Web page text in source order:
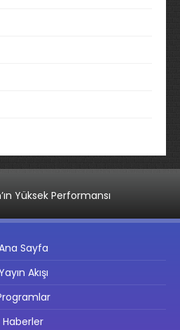
Yüksek Performansı
Sayfa
Akışı
Haberler